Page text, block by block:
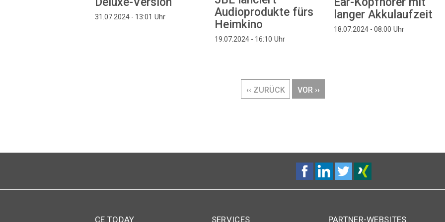
31.07.2024 - 13:01 Uhr
Audioprodukte fürs
Heimkino
19.07.2024 - 16:10 Uhr
langer Akkulaufzeit
18.07.2024 - 08:00 Uhr
VORHERIGE
‹‹ ZURÜCK
NÄCHSTE
VOR ››
CE TODAY SERVICES PARTNER-WEBSITES